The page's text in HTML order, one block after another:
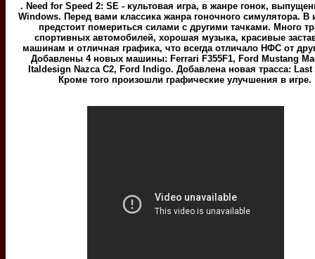
. Need for Speed 2: SE - культовая игра, в жанре гонок,
Windows. Перед вами классика жанра гоночного симулятора. В
предстоит помериться силами с другими тачками. Много
спортивных автомобилей, хорошая музыка, красивые
машинам и отличная графика, что всегда отличало НФС от
Добавлены 4 новых машины: Ferrari F355F1, Ford Mustang
Italdesign Nazca C2, Ford Indigo. Добавлена новая трасса: Last
Кроме того произошли графические улучшения в игре.